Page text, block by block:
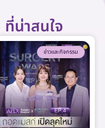
น่าสนใจ
ข่าวและกิจกรรม